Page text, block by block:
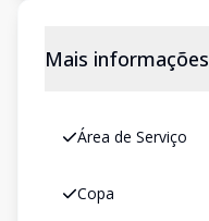
Mais informações
Área de Serviço
Copa